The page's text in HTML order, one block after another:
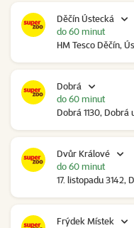
Děčín Ústecká
HM Tesco Děčín,
do 60 minut
Dobrá
Dobrá 1130,
do 60 minut
Dvůr Králové
17. listopadu 3142,
do 60 minut
Frýdek Místek